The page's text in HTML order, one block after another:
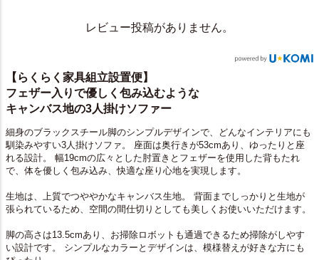
レビュー投稿がありません。
【らくらく家具組立設置便】
フェザー入りで優しく包み込むような
キャンバス地の3人掛けソファー
細身のブラックスチール脚のシンプルデザインで、どんなインテリアにも
馴染みやすい3人掛けソファ。 座面は奥行きが53cmあり、ゆったりと座
れる設計。 幅19cmの広々とした肘置きとフェザーを使用した背もたれ
で、体を優しく包み込み、快適な座り心地を実現します。
生地は、上質でつややかなキャンバス生地。 背面までしっかりと生地が
張られているため、空間の間仕切りとしても美しくお使いいただけます。
脚の高さは13.5cmあり、お掃除ロボットも通過できるため掃除がしやす
い設計です。 シンプルなカラーとデザインは、模様替えが好きな方にも